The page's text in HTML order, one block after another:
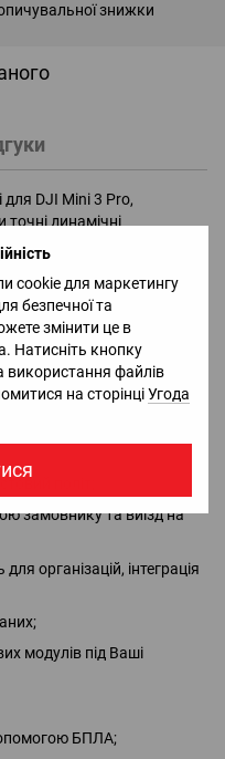
cookie для маркетингу
безпечної та
змінити це в
Натисніть кнопку
використання файлів
на сторінціУгода
знижки
для DJI Mini 3 Pro,
динамічні
аеродинамічну
Повернення
в Україні брендів
сертифікати та дозволи;
асортимент в місцях
політ;
замовнику та виїзд на
організацій, інтеграція
модулів під Ваші
БПЛА;